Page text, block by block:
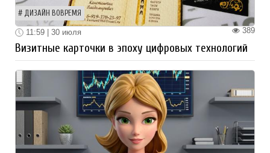
ДИЗАЙН ВОВРЕМЯ
389
11:59 | 30 июля
Визитные карточки в эпоху цифровых технологий